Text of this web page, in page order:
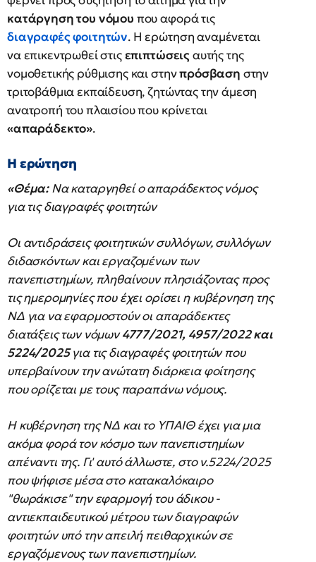
κατάργηση του νόμου που αφορά τις
διαγραφές φοιτητών. Η ερώτηση αναμένεται
να επικεντρωθεί στιςεπιπτώσειςαυτής της
νομοθετικής ρύθμισης και στηνπρόσβαση στην
τριτοβάθμια εκπαίδευση, ζητώντας την άμεση
ανατροπή του πλαισίου που κρίνεται
«απαράδεκτο».
Η ερώτηση
«Θέμα:Να καταργηθεί ο απαράδεκτος νόμος
για τις διαγραφές φοιτητών
Οι αντιδράσεις φοιτητικών συλλόγων, συλλόγων
διδασκόντων και εργαζομένων των
πανεπιστημίων, πληθαίνουν πλησιάζοντας προς
τις ημερομηνίες που έχει ορίσει η κυβέρνηση της
ΝΔ για να εφαρμοστούν οι απαράδεκτες
διατάξεις των νόμων4777/2021, 4957/2022 και
5224/2025για τις διαγραφές φοιτητών που
υπερβαίνουν την ανώτατη διάρκεια φοίτησης
που ορίζεται με τους παραπάνω νόμους.
Η κυβέρνηση της ΝΔ και το ΥΠΑΙΘ έχει για μια
ακόμα φορά τον κόσμο των πανεπιστημίων
απέναντι της. Γι' αυτό άλλωστε, στο ν.5224/2025
που ψήφισε μέσα στο κατακαλόκαιρο
"θωράκισε" την εφαρμογή του άδικου -
αντιεκπαιδευτικού μέτρου των διαγραφών
φοιτητών υπό την απειλή πειθαρχικών σε
εργαζόμενους των πανεπιστημίων.